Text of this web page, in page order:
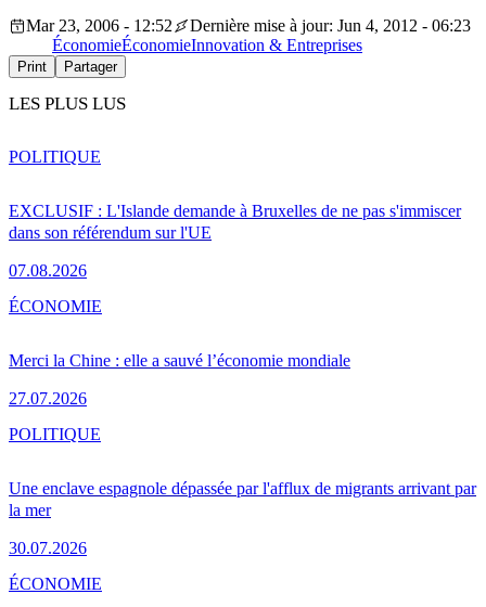
Mar 23, 2006 - 12:52
Dernière mise à jour: Jun 4, 2012 - 06:23
ÉconomieÉconomieInnovation & Entreprises
Print Partager
LES PLUS LUS
EXCLUSIF : L'Islande demande à Bruxelles de ne pas s'immiscer
dans son référendum sur l'UE
07.08.2026
POLITIQUE
Merci la Chine : elle a sauvé l’économie mondiale
27.07.2026
ÉCONOMIE
Une enclave espagnole dépassée par l'afflux de migrants arrivant par
la mer
30.07.2026
POLITIQUE
ÉCONOMIE